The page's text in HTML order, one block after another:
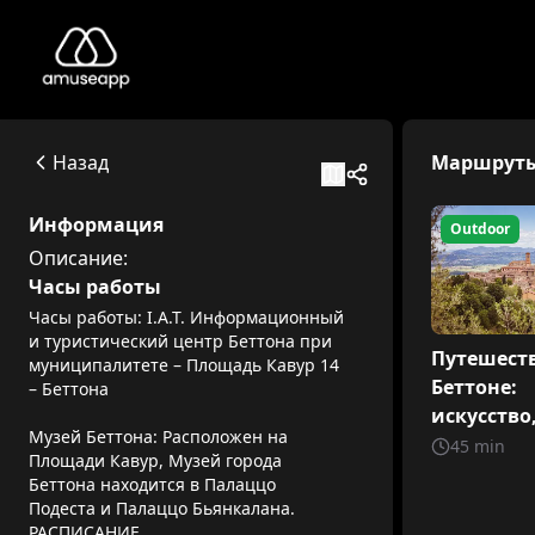
Bettona
Описание:
Available itineraries
Путешествие по Беттоне: искусство, история и природа
Увлекательное путешествие по истории, духовности
Маленькие исследователи в Беттоне: деревня с
Приготовьтесь к приключению в сердце маленького
Назад
Информация
Описание:
Часы работы
Часы работы: I.A.T. Информационный
и туристический центр Беттона при
муниципалитете – Площадь Кавур 14
– Беттона
Музей Беттона: Расположен на
Площади Кавур, Музей города
Беттона находится в Палаццо
Подеста и Палаццо Бьянкалана.
Outdoor
Беттоне:
искусство,
история и
45 min